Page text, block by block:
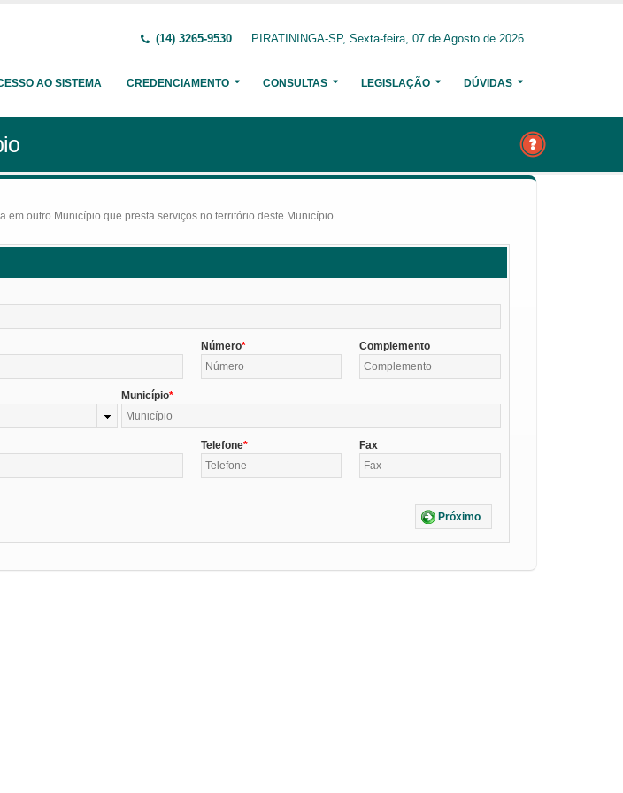
(14) 3265-9530 PIRATININGA-SP, Sexta-feira, 07 de Agosto de 2026
AO SISTEMA CREDENCIAMENTO CONSULTAS LEGISLAÇÃO DÚVIDAS
outro Município que presta serviços no território deste Município
Número Complemento
Município
Telefone Fax
Próximo